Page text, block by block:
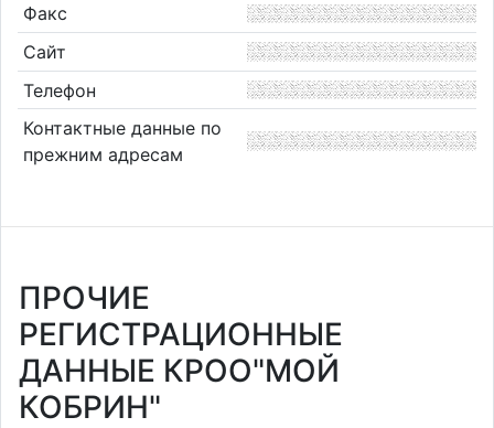
Факс
Сайт
Телефон
Контактные данные по
прежним адресам
ПРОЧИЕ
РЕГИСТРАЦИОННЫЕ
ДАННЫЕ КРОО"МОЙ
КОБРИН"